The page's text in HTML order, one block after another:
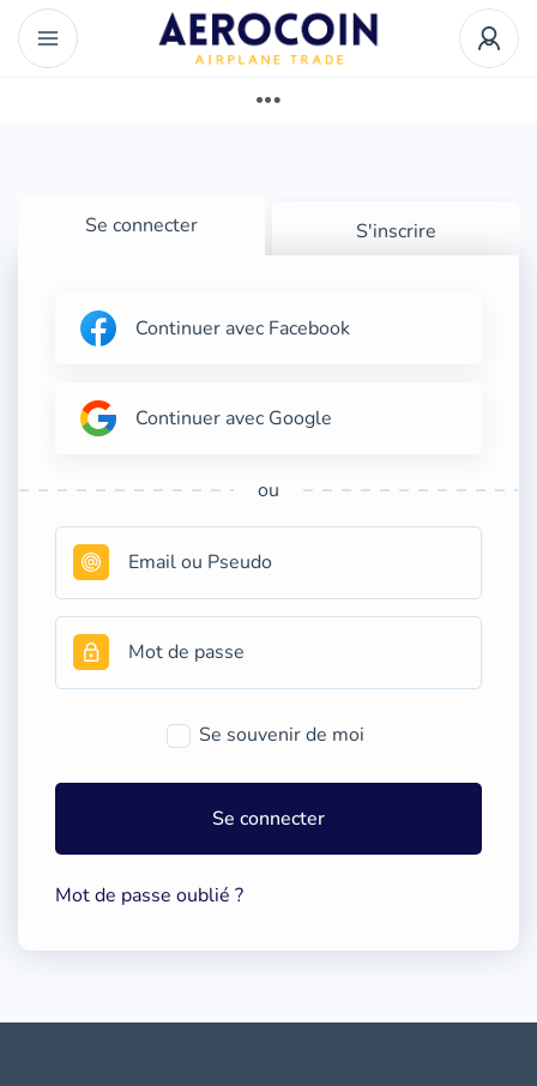
Se connecter S'inscrire
Continuer avec Facebook
Continuer avec Google
ou
Se souvenir de moi
Se connecter
Mot de passe oublié ?